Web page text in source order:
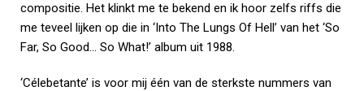
compositie. Het klinkt me te bekend en ik hoor zelfs riffs die
me teveel lijken op die in ‘Into The Lungs Of Hell’ van het ‘So
Far, So Good… So What!’ album uit 1988.
‘Célebetante’ is voor mij één van de sterkste nummers van